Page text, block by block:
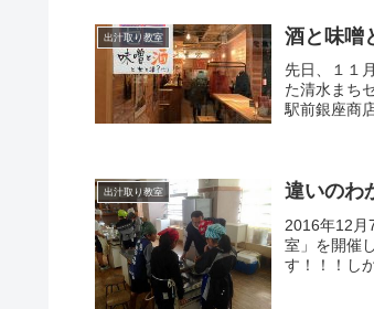
出汁取り教室 酒と味噌
先日、１１
た清水まち
駅前銀座商
出汁取り教室 違いのわ
2016年12月
室」を開催
す！！！し